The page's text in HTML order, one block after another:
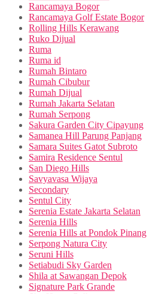
Rancamaya Bogor
Rancamaya Golf Estate Bogor
Rolling Hills Kerawang
Ruko Dijual
Ruma
Ruma id
Rumah Bintaro
Rumah Cibubur
Rumah Dijual
Rumah Jakarta Selatan
Rumah Serpong
Sakura Garden City Cipayung
Samanea Hill Parung Panjang
Samara Suites Gatot Subroto
Samira Residence Sentul
San Diego Hills
Savyavasa Wijaya
Secondary
Sentul City
Serenia Estate Jakarta Selatan
Serenia Hills
Serenia Hills at Pondok Pinang
Serpong Natura City
Seruni Hills
Setiabudi Sky Garden
Shila at Sawangan Depok
Signature Park Grande